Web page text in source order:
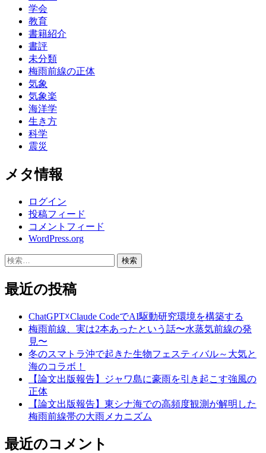
学会
教育
書籍紹介
書評
未分類
梅雨前線の正体
気象
気象楽
海洋学
生き方
科学
震災
メタ情報
ログイン
投稿フィード
コメントフィード
WordPress.org
検
最近の投稿
ChatGPT☓Claude CodeでAI駆動研究環境を構築する
梅雨前線、実は2本あったという話〜水蒸気前線の発
見〜
冬のスマトラ沖で起きた生物フェスティバル～大気と
海のコラボ！
【論文出版報告】ジャワ島に豪雨を引き起こす強風の
正体
【論文出版報告】東シナ海での高頻度観測が解明した
梅雨前線帯の大雨メカニズム
最近のコメント